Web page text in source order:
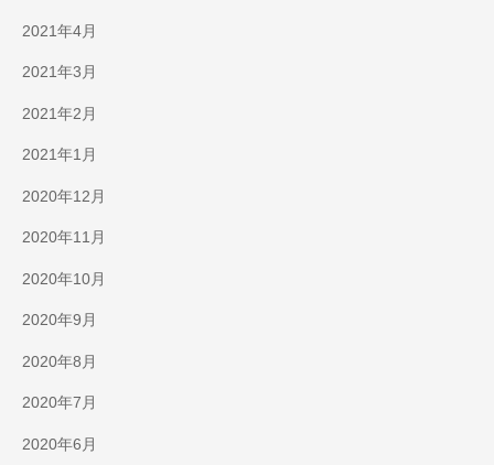
2021年4月
2021年3月
2021年2月
2021年1月
2020年12月
2020年11月
2020年10月
2020年9月
2020年8月
2020年7月
2020年6月